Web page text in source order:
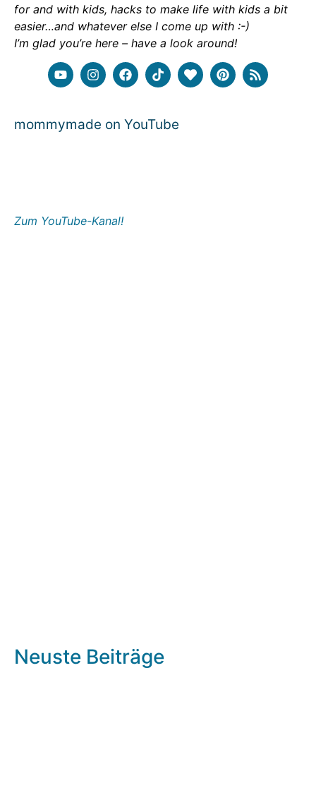
for and with kids, hacks to make life with kids a bit
easier…and whatever else I come up with :-)
I’m glad you’re here – have a look around!
mommymade on YouTube
Zum YouTube-Kanal!
Neuste Beiträge